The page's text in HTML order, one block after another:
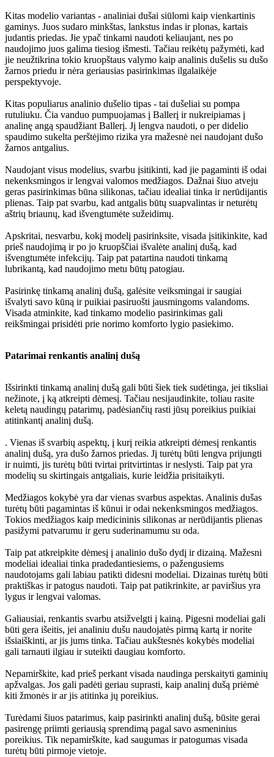
Kitas modelio variantas - analiniai dušai siūlomi kaip vienkartinis
gaminys. Juos sudaro minkštas, lankstus indas ir plonas, kartais
judantis priedas. Jie ypač tinkami naudoti keliaujant, nes po
naudojimo juos galima tiesiog išmesti. Tačiau reikėtų pažymėti, kad
jie neužtikrina tokio kruopštaus valymo kaip analinis dušelis su dušo
žarnos priedu ir nėra geriausias pasirinkimas ilgalaikėje
perspektyvoje.
Kitas populiarus analinio dušelio tipas - tai dušeliai su pompa
rutuliuku. Čia vanduo pumpuojamas į Ballerį ir nukreipiamas į
analinę angą spaudžiant Ballerį. Jį lengva naudoti, o per didelio
spaudimo sukelta perštėjimo rizika yra mažesnė nei naudojant dušo
žarnos antgalius.
Naudojant visus modelius, svarbu įsitikinti, kad jie pagaminti iš odai
nekenksmingos ir lengvai valomos medžiagos. Dažnai šiuo atveju
geras pasirinkimas būna silikonas, tačiau idealiai tinka ir nerūdijantis
plienas. Taip pat svarbu, kad antgalis būtų suapvalintas ir neturėtų
aštrių briaunų, kad išvengtumėte sužeidimų.
Apskritai, nesvarbu, kokį modelį pasirinksite, visada įsitikinkite, kad
prieš naudojimą ir po jo kruopščiai išvalėte analinį dušą, kad
išvengtumėte infekcijų. Taip pat patartina naudoti tinkamą
lubrikantą, kad naudojimo metu būtų patogiau.
Pasirinkę tinkamą analinį dušą, galėsite veiksmingai ir saugiai
išvalyti savo kūną ir puikiai pasiruošti jausmingoms valandoms.
Visada atminkite, kad tinkamo modelio pasirinkimas gali
reikšmingai prisidėti prie norimo komforto lygio pasiekimo.
Patarimai renkantis analinį dušą
Išsirinkti tinkamą analinį dušą gali būti šiek tiek sudėtinga, jei tiksliai
nežinote, į ką atkreipti dėmesį. Tačiau nesijaudinkite, toliau rasite
keletą naudingų patarimų, padėsiančių rasti jūsų poreikius puikiai
atitinkantį analinį dušą.
. Vienas iš svarbių aspektų, į kurį reikia atkreipti dėmesį renkantis
analinį dušą, yra dušo žarnos priedas. Jį turėtų būti lengva prijungti
ir nuimti, jis turėtų būti tvirtai pritvirtintas ir neslysti. Taip pat yra
modelių su skirtingais antgaliais, kurie leidžia prisitaikyti.
Medžiagos kokybė yra dar vienas svarbus aspektas. Analinis dušas
turėtų būti pagamintas iš kūnui ir odai nekenksmingos medžiagos.
Tokios medžiagos kaip medicininis silikonas ar nerūdijantis plienas
pasižymi patvarumu ir geru suderinamumu su oda.
Taip pat atkreipkite dėmesį į analinio dušo dydį ir dizainą. Mažesni
modeliai idealiai tinka pradedantiesiems, o pažengusiems
naudotojams gali labiau patikti didesni modeliai. Dizainas turėtų būti
praktiškas ir patogus naudoti. Taip pat patikrinkite, ar paviršius yra
lygus ir lengvai valomas.
Galiausiai, renkantis svarbu atsižvelgti į kainą. Pigesni modeliai gali
būti gera išeitis, jei analiniu dušu naudojatės pirmą kartą ir norite
išsiaiškinti, ar jis jums tinka. Tačiau aukštesnės kokybės modeliai
gali tarnauti ilgiau ir suteikti daugiau komforto.
Nepamirškite, kad prieš perkant visada naudinga perskaityti gaminių
apžvalgas. Jos gali padėti geriau suprasti, kaip analinį dušą priėmė
kiti žmonės ir ar jis atitinka jų poreikius.
Turėdami šiuos patarimus, kaip pasirinkti analinį dušą, būsite gerai
pasirengę priimti geriausią sprendimą pagal savo asmeninius
poreikius. Tik nepamirškite, kad saugumas ir patogumas visada
turėtų būti pirmoje vietoje.